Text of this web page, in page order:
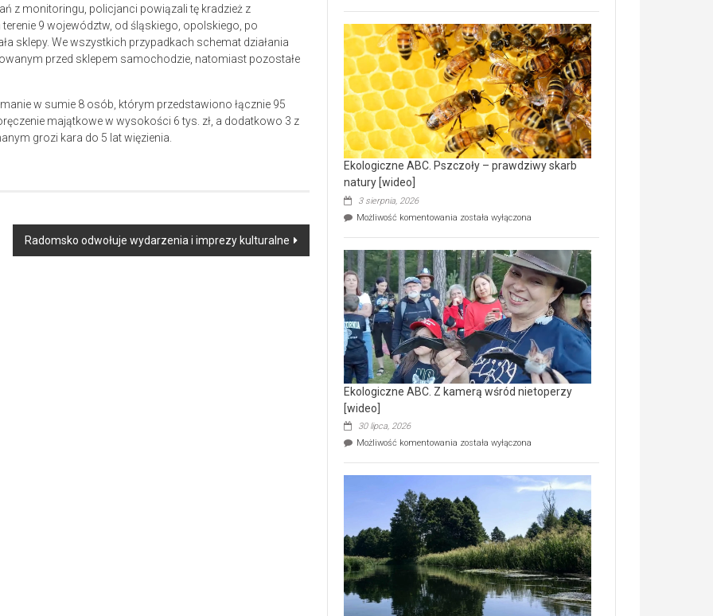
z monitoringu, policjanci powiązali tę kradzież z
9 województw, od śląskiego, opolskiego, po
sklepy. We wszystkich przypadkach schemat działania
przed sklepem samochodzie, natomiast pozostałe
w sumie 8 osób, którym przedstawiono łącznie 95
majątkowe w wysokości 6 tys. zł, a dodatkowo 3 z
grozi kara do 5 lat więzienia.
Radomsko odwołuje wydarzenia i imprezy kulturalne
Wręczyca
Wielka
z
dofinansowaniem
ponad
15,6
mln
na
modernizację
oczyszczalni
ścieków
[wideo]
Ekologiczne ABC. Pszczoły – prawdziwy skarb
natury [wideo]
3 sierpnia, 2026
Możliwość komentowania Ekologiczne
–
prawdziwy
skarb
natury
[wideo]
została wyłączona
Ekologiczne ABC. Z kamerą wśród nietoperzy
[wideo]
30 lipca, 2026
Możliwość komentowania Ekologiczne
wśród
nietoperzy
[wideo]
została wyłączona